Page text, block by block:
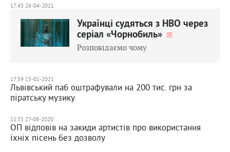
17:43 26-04-2021
Українці судяться з НВО через
серіал «Чорнобиль»
Розповідаємо чому
17:59 15-01-2021
Львівський паб оштрафували на 200 тис. грн за
піратську музику
11:35 27-08-2020
ОП відповів на закиди артистів про використання
їхніх пісень без дозволу